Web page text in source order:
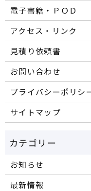
電子書籍・ＰＯＤ
アクセス・リンク
見積り依頼書
お問い合わせ
プライバシーポリシ
サイトマップ
お知らせ
最新情報